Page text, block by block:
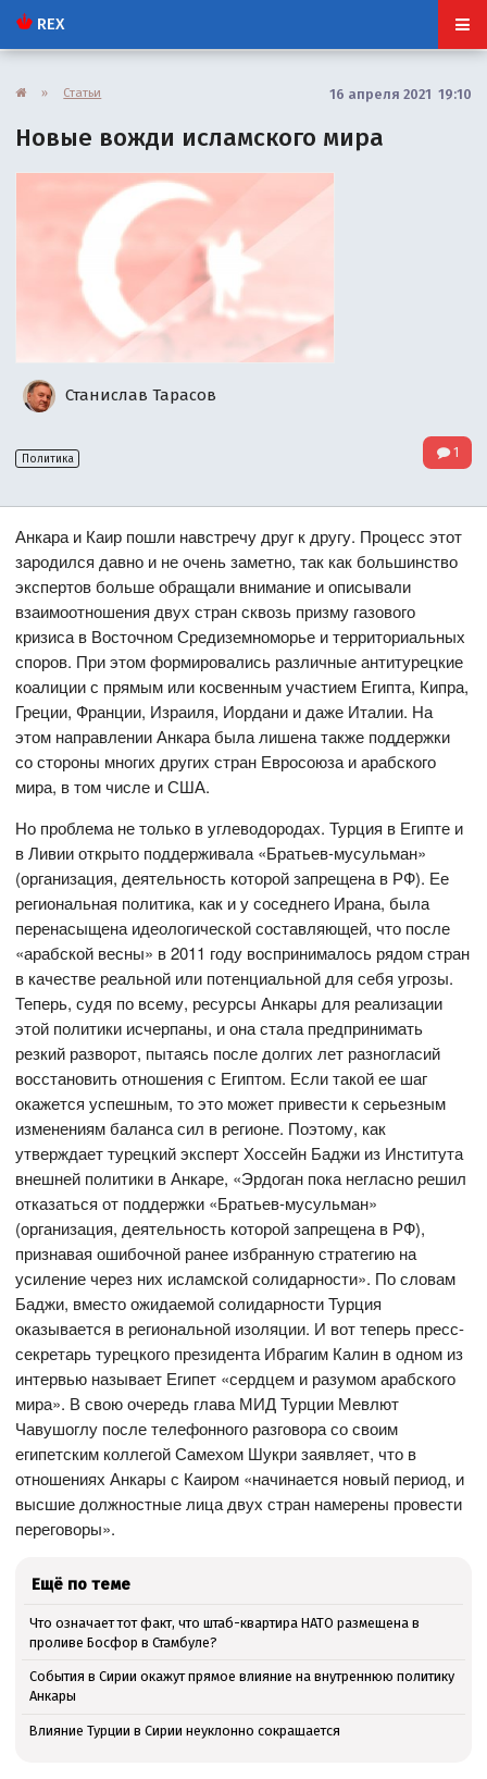
REX
» Статьи 16 апреля 2021 19:10
Новые вожди исламского мира
Станислав Тарасов
Политика 1
Анкара и Каир пошли навстречу друг к другу. Процесс этот
зародился давно и не очень заметно, так как большинство
экспертов больше обращали внимание и описывали
взаимоотношения двух стран сквозь призму газового
кризиса в Восточном Средиземноморье и территориальных
споров. При этом формировались различные антитурецкие
коалиции с прямым или косвенным участием Египта, Кипра,
Греции, Франции, Израиля, Иордани и даже Италии. На
этом направлении Анкара была лишена также поддержки
со стороны многих других стран Евросоюза и арабского
мира, в том числе и США.
Но проблема не только в углеводородах. Турция в Египте и
в Ливии открыто поддерживала «Братьев-мусульман»
(организация, деятельность которой запрещена в РФ). Ее
региональная политика, как и у соседнего Ирана, была
перенасыщена идеологической составляющей, что после
«арабской весны» в 2011 году воспринималось рядом стран
в качестве реальной или потенциальной для себя угрозы.
Теперь, судя по всему, ресурсы Анкары для реализации
этой политики исчерпаны, и она стала предпринимать
резкий разворот, пытаясь после долгих лет разногласий
восстановить отношения с Египтом. Если такой ее шаг
окажется успешным, то это может привести к серьезным
изменениям баланса сил в регионе. Поэтому, как
утверждает турецкий эксперт Хоссейн Баджи из Института
внешней политики в Анкаре, «Эрдоган пока негласно решил
отказаться от поддержки «Братьев-мусульман»
(организация, деятельность которой запрещена в РФ),
признавая ошибочной ранее избранную стратегию на
усиление через них исламской солидарности». По словам
Баджи, вместо ожидаемой солидарности Турция
оказывается в региональной изоляции. И вот теперь пресс-
секретарь турецкого президента Ибрагим Калин в одном из
интервью называет Египет «сердцем и разумом арабского
мира». В свою очередь глава МИД Турции Мевлют
Чавушоглу после телефонного разговора со своим
египетским коллегой Самехом Шукри заявляет, что в
отношениях Анкары с Каиром «начинается новый период, и
высшие должностные лица двух стран намерены провести
переговоры».
Ещё по теме
Что означает тот факт, что штаб-квартира НАТО размещена в
проливе Босфор в Стамбуле?
События в Сирии окажут прямое влияние на внутреннюю политику
Анкары
Влияние Турции в Сирии неуклонно сокращается